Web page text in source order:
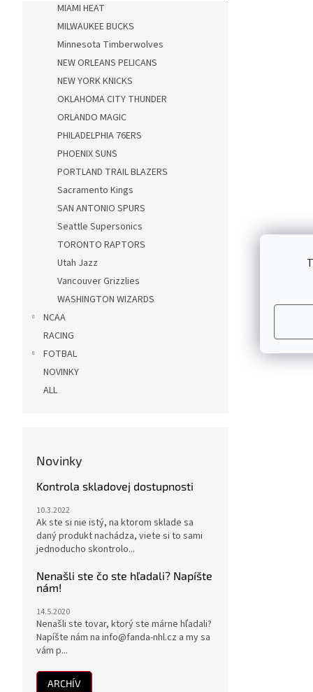
MIAMI HEAT
MILWAUKEE BUCKS
Minnesota Timberwolves
NEW ORLEANS PELICANS
NEW YORK KNICKS
OKLAHOMA CITY THUNDER
ORLANDO MAGIC
PHILADELPHIA 76ERS
PHOENIX SUNS
PORTLAND TRAIL BLAZERS
Sacramento Kings
SAN ANTONIO SPURS
Seattle Supersonics
TORONTO RAPTORS
Utah Jazz
Vancouver Grizzlies
WASHINGTON WIZARDS
NCAA
RACING
FOTBAL
NOVINKY
ALL
Novinky
Kontrola skladovej dostupnosti
10.3.2022
Ak ste si nie istý, na ktorom sklade sa
daný produkt nachádza, viete si to sami
jednoducho skontrolo...
Nenašli ste čo ste hľadali? Napíšte
nám!
14.5.2020
Nenašli ste tovar, ktorý ste márne hľadali?
Napíšte nám na info@fanda-nhl.cz a my sa
vám p...
ARCHÍV